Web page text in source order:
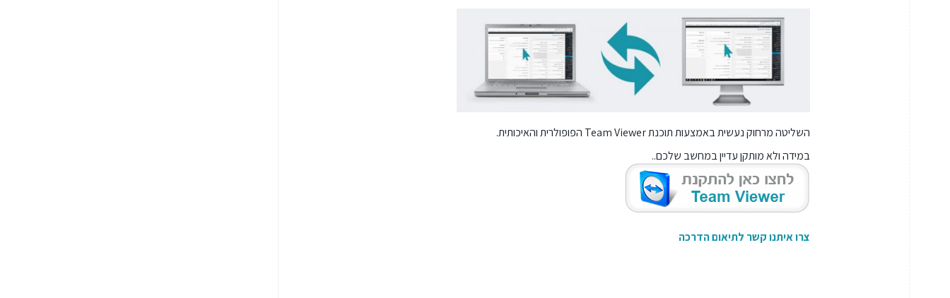
השליטה מרחוק נעשית באמצעות תוכנת Team Viewer הפופולרית והאיכותית.
במידה ולא מותקן עדיין במחשב שלכם..
צרו איתנו קשר לתיאום הדרכה